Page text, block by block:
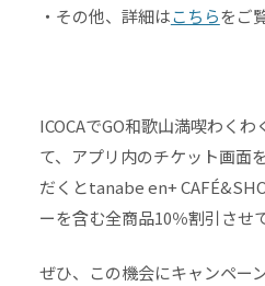
・その他、詳細はこちらをご
ICOCAでGO和歌山満喫わく
て、アプリ内のチケット画面
だくとtanabe en+
ーを含む全商品10％割引させ
ぜひ、この機会にキャンペー